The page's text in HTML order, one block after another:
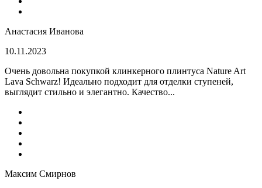
Анастасия Иванова
10.11.2023
Очень довольна покупкой клинкерного плинтуса Nature Art
Lava Schwarz! Идеально подходит для отделки ступеней,
выглядит стильно и элегантно. Качество...
Максим Смирнов